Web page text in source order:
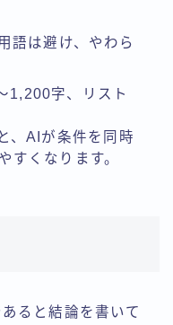
語は避け、やわら
1,200字、リスト
、AIが条件を同時
すくなります。
ると結論を書いて